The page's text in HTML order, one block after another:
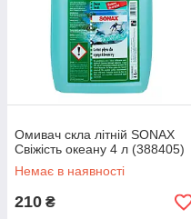
Омивач скла літній SONAX
Свіжість океану 4 л (388405)
Немає в наявності
210 ₴